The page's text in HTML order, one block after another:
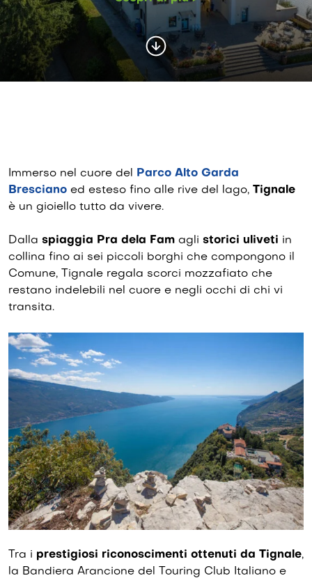
Immerso nel cuore del Parco Alto Garda
Bresciano ed esteso fino alle rive del lago, Tignale
è un gioiello tutto da vivere.
Dalla spiaggia Pra dela Fam agli storici uliveti in
collina fino ai sei piccoli borghi che compongono il
Comune, Tignale regala scorci mozzafiato che
restano indelebili nel cuore e negli occhi di chi vi
transita.
Tra i prestigiosi riconoscimenti ottenuti da Tignale,
la Bandiera Arancione del Touring Club Italiano e